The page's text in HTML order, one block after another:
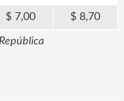
7,00 8,70